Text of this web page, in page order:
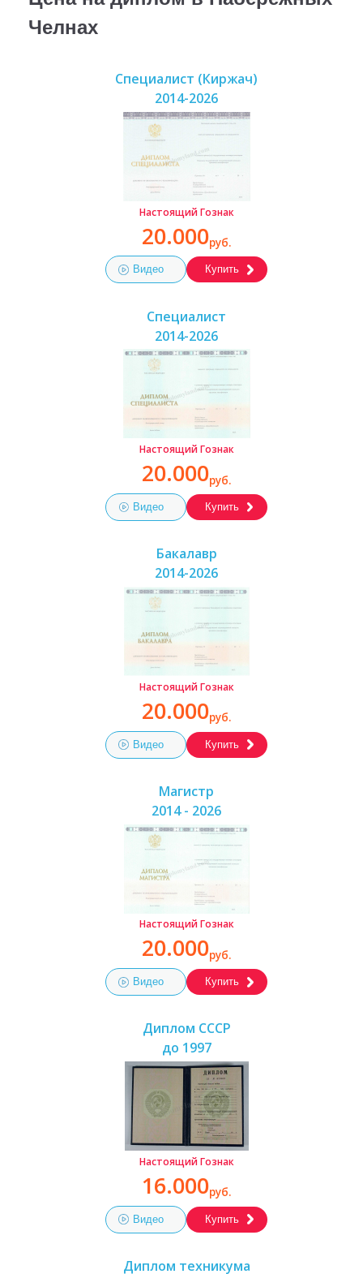
Челнах
Специалист (Киржач)
2014-2026
Настоящий Гознак
20.000руб.
Видео Купить
Специалист
2014-2026
Настоящий Гознак
20.000руб.
Видео Купить
Бакалавр
2014-2026
Настоящий Гознак
20.000руб.
Видео Купить
Магистр
2014 - 2026
Настоящий Гознак
20.000руб.
Видео Купить
Диплом СССР
до 1997
Настоящий Гознак
16.000руб.
Видео Купить
Диплом техникума